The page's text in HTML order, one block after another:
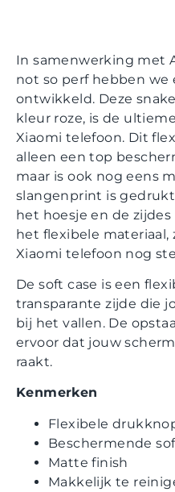
In samenwerking met
not so perf hebben we
ontwikkeld. Deze
kleur roze, is de
Xiaomi telefoon. Dit
alleen een top
maar is ook nog eens
slangenprint is
het hoesje en de
het flexibele materiaal,
Xiaomi telefoon nog
De soft case is een
transparante zijde die
bij het vallen. De
ervoor dat jouw
raakt.
Kenmerken
Flexibele
Beschermende
Matte finish
Makkelijk te